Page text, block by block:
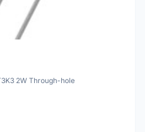
2W Through-hole